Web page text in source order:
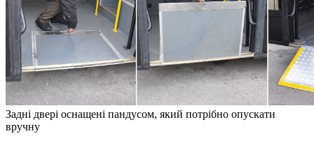
Задні двері оснащені пандусом, який потрібно опускати
вручну